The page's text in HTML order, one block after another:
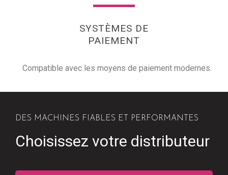
SYSTÈMES DE
PAIEMENT
Compatible avec les moyens de paiement modernes.
DES MACHINES FIABLES ET PERFORMANTES
Choisissez votre distributeur